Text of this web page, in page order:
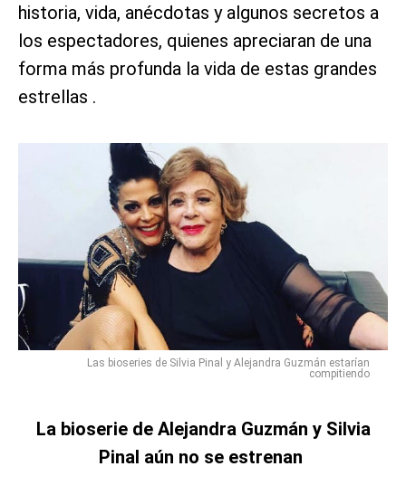
historia, vida, anécdotas y algunos secretos a
los espectadores, quienes apreciaran de una
forma más profunda la vida de estas grandes
estrellas .
Las bioseries de Silvia Pinal y Alejandra Guzmán estarían
compitiendo
La bioserie de Alejandra Guzmán y Silvia
Pinal aún no se estrenan